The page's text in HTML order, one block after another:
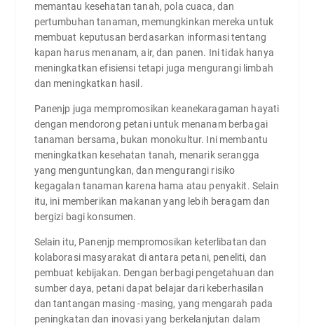
memantau kesehatan tanah, pola cuaca, dan
pertumbuhan tanaman, memungkinkan mereka untuk
membuat keputusan berdasarkan informasi tentang
kapan harus menanam, air, dan panen. Ini tidak hanya
meningkatkan efisiensi tetapi juga mengurangi limbah
dan meningkatkan hasil.
Panenjp juga mempromosikan keanekaragaman hayati
dengan mendorong petani untuk menanam berbagai
tanaman bersama, bukan monokultur. Ini membantu
meningkatkan kesehatan tanah, menarik serangga
yang menguntungkan, dan mengurangi risiko
kegagalan tanaman karena hama atau penyakit. Selain
itu, ini memberikan makanan yang lebih beragam dan
bergizi bagi konsumen.
Selain itu, Panenjp mempromosikan keterlibatan dan
kolaborasi masyarakat di antara petani, peneliti, dan
pembuat kebijakan. Dengan berbagi pengetahuan dan
sumber daya, petani dapat belajar dari keberhasilan
dan tantangan masing -masing, yang mengarah pada
peningkatan dan inovasi yang berkelanjutan dalam